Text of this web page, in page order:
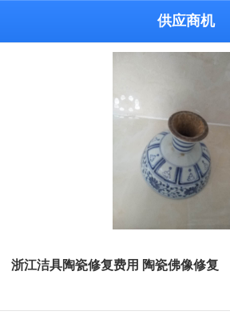
供应商机
浙江洁具陶瓷修复费用 陶瓷佛像修复